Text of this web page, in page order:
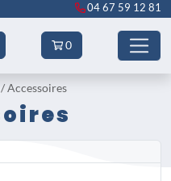
04 67 59 12 81
0
Accessoires